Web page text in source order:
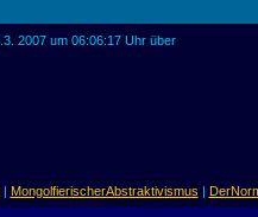
2007 um 06:06:17 Uhr über
| MongolfierischerAbstraktivismus |